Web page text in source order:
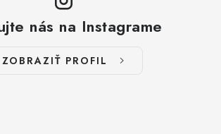
nás na Instagrame
ZOBRAZIŤ PROFIL